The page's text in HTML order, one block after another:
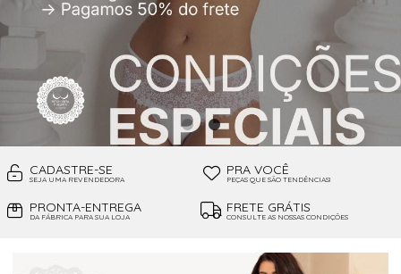
CADASTRE-SE
SEJA UMA REVENDEDORA
PRA VOCÊ
PEÇAS QUE SÃO TENDÊNCIAS!
PRONTA-ENTREGA
DA FÁBRICA PARA SUA LOJA
FRETE GRÁTIS
CONSULTE AS NOSSAS CONDIÇÕES